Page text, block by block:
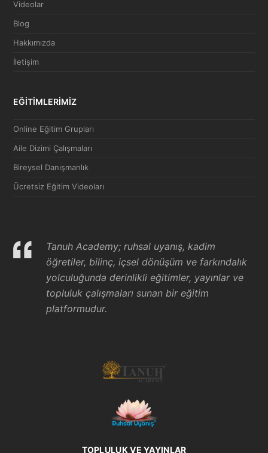
Videolar
Blog
Hakkımızda
İletişim
EĞİTİMLERİMİZ
Online Eğitim Grupları
Aile Dizimi Çalışmaları
Bireysel Danışmanlık
Ücretsiz Eğitim Videoları
Tanuh Academy; ruhsal uyanış, kadim
öğretiler, bilinç, içsel dönüşüm ve farkındalık
yolculuğunda derinlikli eğitimler, yayınlar ve
topluluk çalışmaları sunan bir eğitim
platformudur.
TOPLULUK VE YAYINLAR